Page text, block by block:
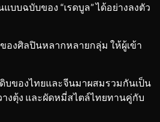
บฉบับของ “เรดบูล” ได้อย่างลงตัว
องศิลปินหลากหลายกลุ่ม ให้ผู้เข้า
ดิบของไทยและจีนมาผสมรวมกันเป็น
งตุ้ง และผัดหมี่สไตล์ไทยทานคู่กับ